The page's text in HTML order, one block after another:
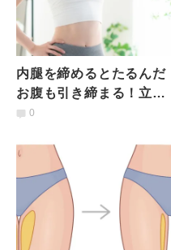
内腿を締めるとたるんだ
お腹も引き締まる！立っ
たままできるお腹痩せエ
0